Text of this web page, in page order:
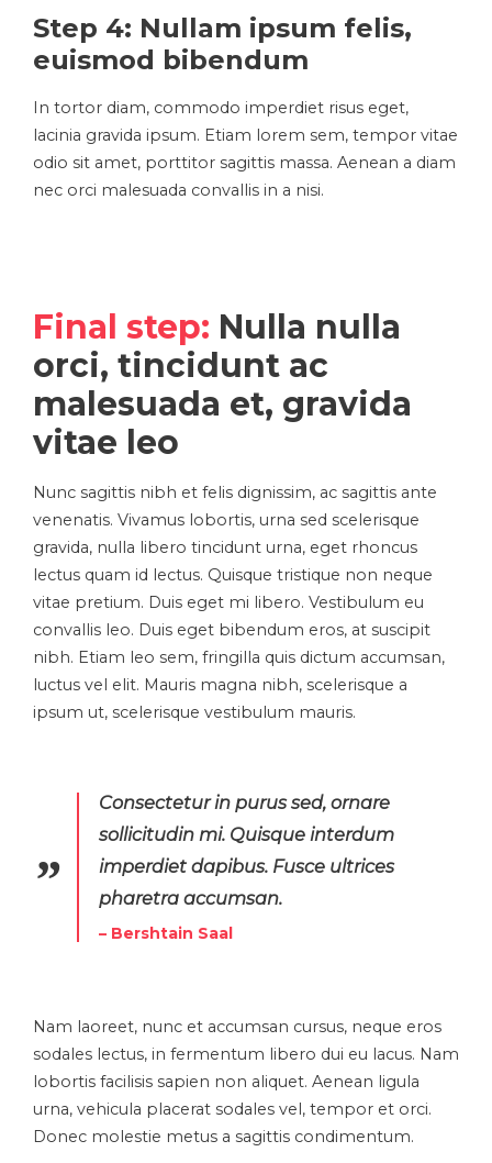
Step 4: Nullam ipsum felis,
euismod bibendum
In tortor diam, commodo imperdiet risus eget,
lacinia gravida ipsum. Etiam lorem sem, tempor vitae
odio sit amet, porttitor sagittis massa. Aenean a diam
nec orci malesuada convallis in a nisi.
Final step: Nulla nulla
orci, tincidunt ac
malesuada et, gravida
vitae leo
Nunc sagittis nibh et felis dignissim, ac sagittis ante
venenatis. Vivamus lobortis, urna sed scelerisque
gravida, nulla libero tincidunt urna, eget rhoncus
lectus quam id lectus. Quisque tristique non neque
vitae pretium. Duis eget mi libero. Vestibulum eu
convallis leo. Duis eget bibendum eros, at suscipit
nibh. Etiam leo sem, fringilla quis dictum accumsan,
luctus vel elit. Mauris magna nibh, scelerisque a
ipsum ut, scelerisque vestibulum mauris.
Consectetur in purus sed, ornare
sollicitudin mi. Quisque interdum
imperdiet dapibus. Fusce ultrices
pharetra accumsan.
– Bershtain Saal
Nam laoreet, nunc et accumsan cursus, neque eros
sodales lectus, in fermentum libero dui eu lacus. Nam
lobortis facilisis sapien non aliquet. Aenean ligula
urna, vehicula placerat sodales vel, tempor et orci.
Donec molestie metus a sagittis condimentum.